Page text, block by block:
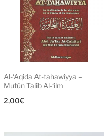
Al-‘Aqida At-tahawiyya –
Mutûn Talib Al-‘ilm
2,00€